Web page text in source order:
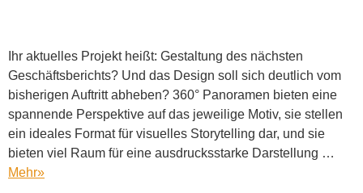
Ihr aktuelles Projekt heißt: Gestaltung des nächsten
Geschäftsberichts? Und das Design soll sich deutlich vom
bisherigen Auftritt abheben? 360° Panoramen bieten eine
spannende Perspektive auf das jeweilige Motiv, sie stellen
ein ideales Format für visuelles Storytelling dar, und sie
bieten viel Raum für eine ausdrucksstarke Darstellung …
Mehr»